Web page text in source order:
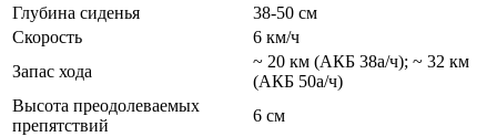
Глубина сиденья
38-50 см
Скорость
6 км/ч
Запас хода
~ 20 км (АКБ 38а/ч); ~ 32 км
(АКБ 50а/ч)
Высота преодолеваемых
препятствий
6 см